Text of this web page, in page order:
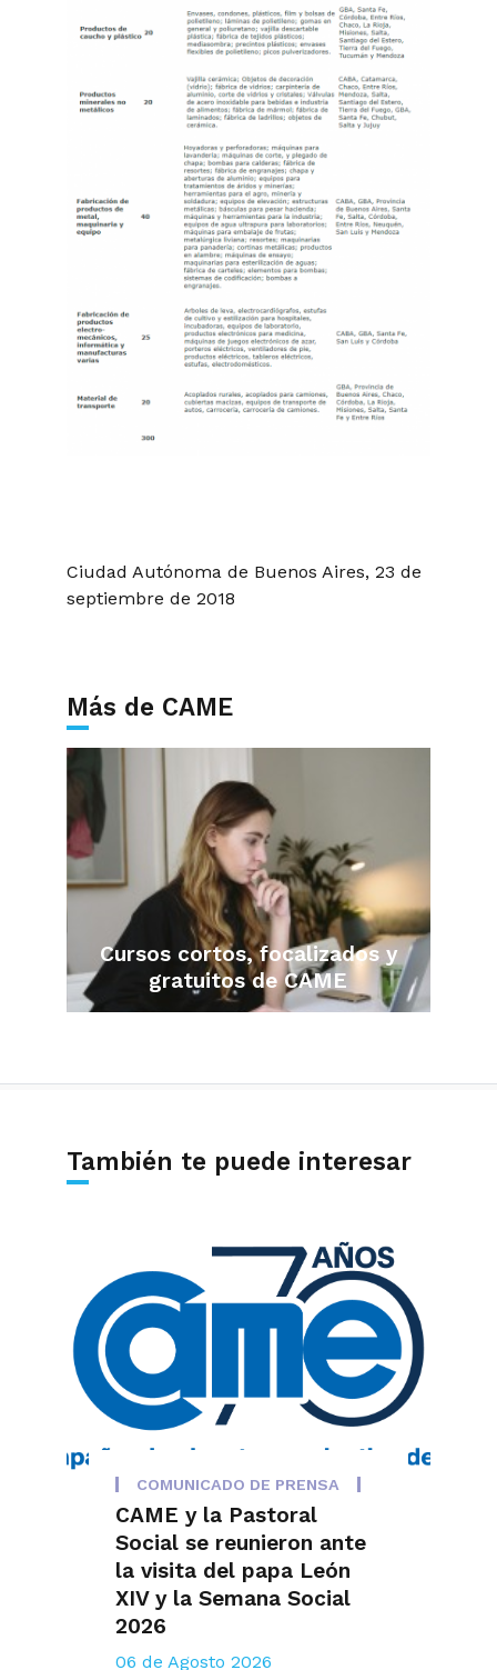
Ciudad Autónoma de Buenos Aires, 23 de
septiembre de 2018
Más de CAME
Cursos cortos, focalizados y
gratuitos de CAME
También te puede interesar
COMUNICADO DE PRENSA
CAME y la Pastoral
Social se reunieron ante
la visita del papa León
XIV y la Semana Social
2026
06 de Agosto 2026